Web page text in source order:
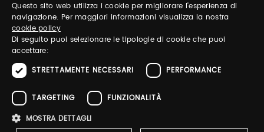
TUTORING & CONSULTING
Pitti Immagine S.r.l. P.I./CF 03443240480 Capitale sociale 648.457 € N° iscriz. Reg.
ITALIAN
Questo sito web utilizza i cookie per migliorare l'esperienza di
navigazione. Per maggiori informazioni visualizza la nostra
cookie policy
Di seguito puoi selezionare le tipologie di cookie che puoi
accettare:
STRETTAMENTE NECESSARI
PERFORMANCE
TARGETING
FUNZIONALITÀ
MOSTRA DETTAGLI